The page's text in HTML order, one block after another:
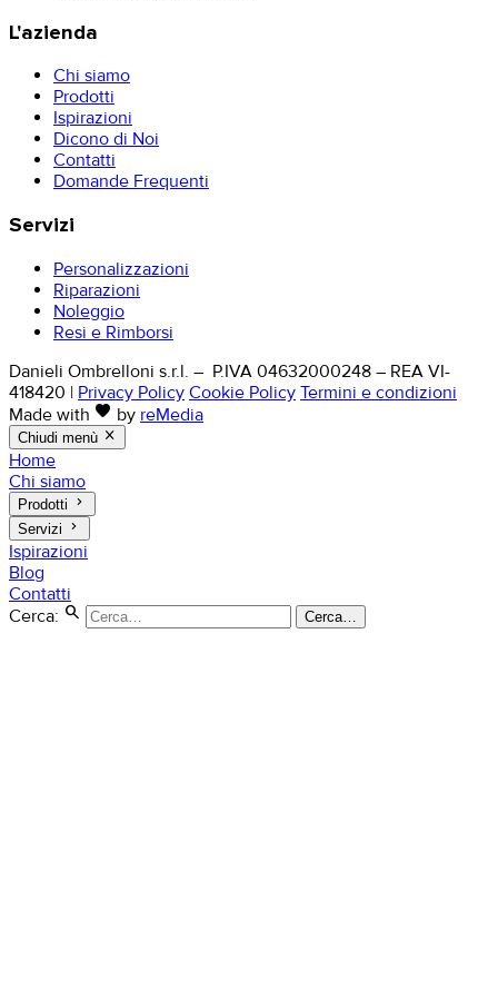
L'azienda
Chi siamo
Prodotti
Ispirazioni
Dicono di Noi
Contatti
Domande Frequenti
Servizi
Personalizzazioni
Riparazioni
Noleggio
Resi e Rimborsi
Danieli Ombrelloni s.r.l. – P.IVA 04632000248 – REA VI-
418420 | Privacy Policy Cookie Policy Termini e condizioni
Made with favorite by reMedia
Chiudi menù close
Home
Chi siamo
Prodotti keyboard_arrow_right
Servizi keyboard_arrow_right
Ispirazioni
Blog
Contatti
Cerca: search Cerca…